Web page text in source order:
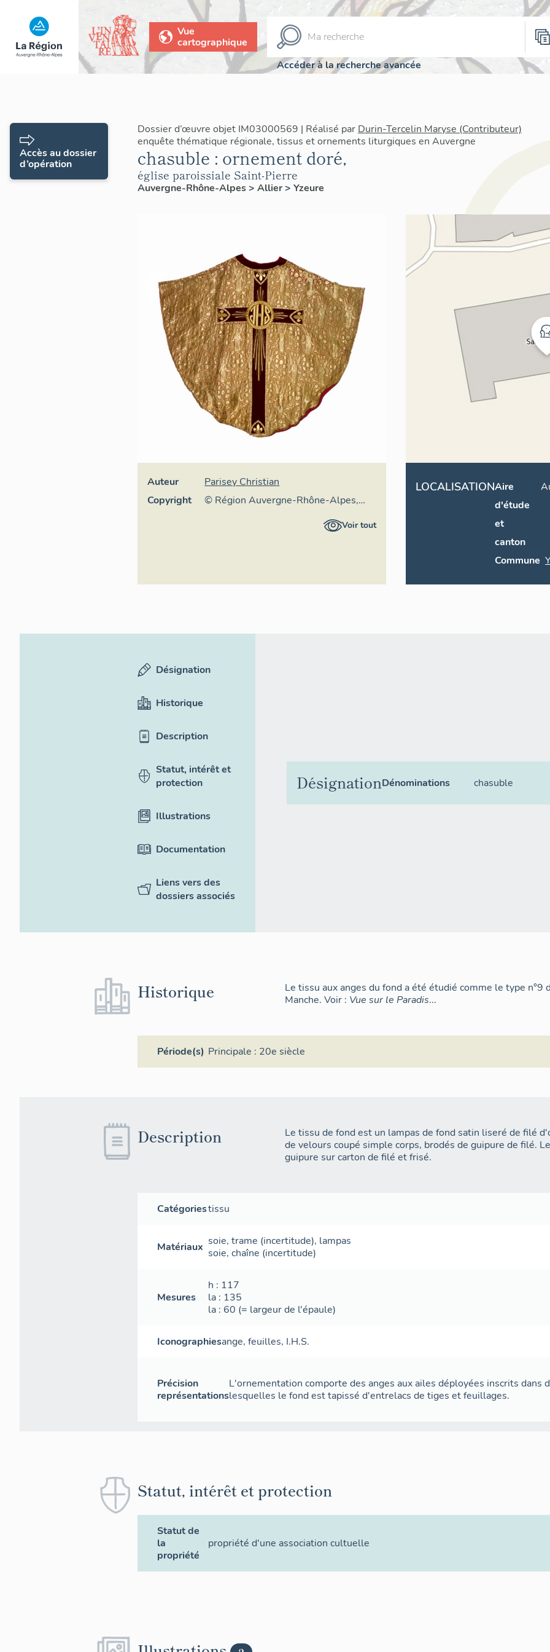
Vue
cartographique
Accéder à la recherche avancée
Dossier d’œuvre objet IM03000569 | Réalisé par Durin-Tercelin Maryse (Contributeur)
enquête thématique régionale, tissus et ornements liturgiques en Auvergne
chasuble : ornement doré,
église paroissiale Saint-Pierre
Auvergne-Rhône-Alpes> Allier> Yzeure
Auteur
Parisey Christian
Copyright
© Région Auvergne-Rhône-Alpes,
Inventaire général du patrimoineVoir tout
LOCALISATIONAire
d'étude
et
canton
Commune
Accès au dossier
d’opération
Désignation
Historique
Description
Statut, intérêt et
protection
Illustrations
Documentation
Liens vers des
dossiers associés
DésignationDénominations chasuble
Historique
Le tissu aux anges du fond a été étudié comme le type n°9
Manche. Voir : Vue sur le Paradis...
Période(s) Principale : 20e siècle
Description
Le tissu de fond est un lampas de fond satin liseré de filé
de velours coupé simple corps, brodés de guipure de filé.
guipure sur carton de filé et frisé.
Catégoriestissu
Matériaux soie,trame (incertitude), lampas
soie,chaîne (incertitude)
Mesures
h : 117
la : 135
la : 60 (= largeur de l'épaule)
Iconographiesange, feuilles, I.H.S.
Précision
représentations
L'ornementation comporte des anges aux ailes déployées inscrits dans
lesquelles le fond est tapissé d'entrelacs de tiges et feuillages.
Statut, intérêt et protection
Statut de
la
propriété
propriété d'une association cultuelle